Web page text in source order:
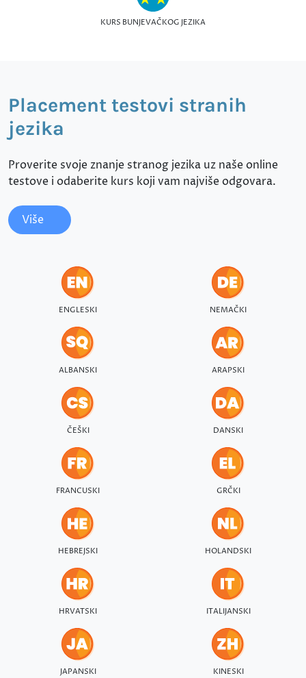
KURS BUNJEVAČKOG JEZIKA
ENGLESKI NEMAČKI
ALBANSKI ARAPSKI
ČEŠKI DANSKI
FRANCUSKI GRČKI
HEBREJSKI HOLANDSKI
HRVATSKI ITALIJANSKI
JAPANSKI KINESKI
Placement testovi stranih
jezika
Proverite svoje znanje stranog jezika uz naše online
testove i odaberite kurs koji vam najviše odgovara.
Više